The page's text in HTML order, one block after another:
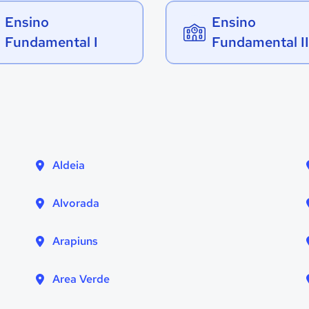
Ensino
Fundamental I
Ensino
Fundamental II
Aldeia
Alvorada
Arapiuns
Area Verde